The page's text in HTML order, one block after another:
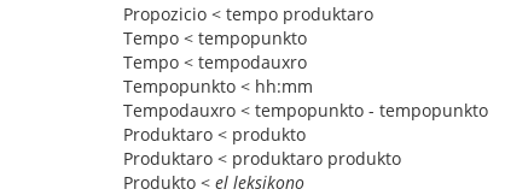
Propozicio < tempo produktaro
Tempo < tempopunkto
Tempo < tempodauxro
Tempopunkto < hh:mm
Tempodauxro < tempopunkto - tempopunkto
Produktaro < produkto
Produktaro < produktaro produkto
Produkto < el leksikono